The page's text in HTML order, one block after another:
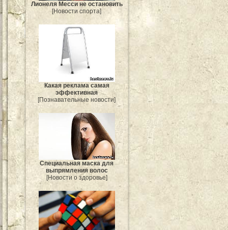
Лионеля Месси не остановить
[Новости спорта]
Какая реклама самая
эффективная
[Познавательные новости]
Специальная маска для
выпрямления волос
[Новости о здоровье]